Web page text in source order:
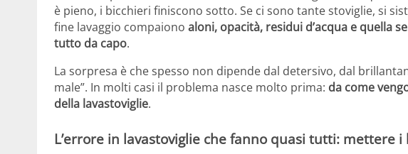
è pieno, i bicchieri finiscono sotto. Se ci sono tante stoviglie, si
fine lavaggio compaiono aloni, opacità, residui d’acqua e quella
tutto da capo.
La sorpresa è che spesso non dipende dal detersivo, dal
male”. In molti casi il problema nasce molto prima: da come
della lavastoviglie.
L’errore in lavastoviglie che fanno quasi tutti: mettere